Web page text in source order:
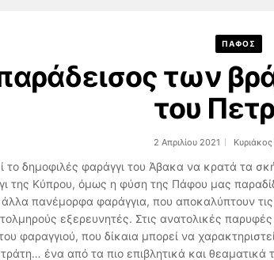
ΠΑΦΟΣ
των
του
2 Απριλίου 2021
το δημοφιλές φαράγγι του Άβακα να κρατά τα
της Κύπρου, όμως η φύση της Πάφου μας
πανέμορφα φαράγγια, που αποκαλύπτουν
εξερευνητές. Στις ανατολικές
φαραγγιού, που δίκαια μπορεί να
ένα από τα πιο επιβλητικά και θεαματικά